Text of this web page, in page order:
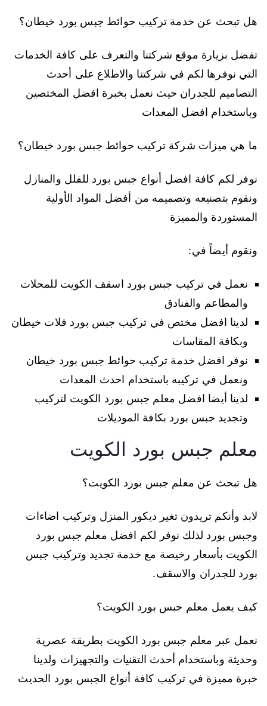
هل تبحث عن خدمة تركيب حوائط جبس بورد خيطان؟
تفضل بزيارة موقع شركتنا والتعرف على كافة الخدمات
التي نوفرها لكم في شركتنا والاطلاع على أحدث
التصاميم للجدران حيث نعمل بخبرة افضل المختصين
وباستخدام افضل المعدات
ما هي ميزات شركة تركيب حوائط جبس بورد خيطان؟
نوفر لكم كافة افضل أنواع جبس بورد للفلل والمنازل
ونقوم بتصنيعه وتصميمه من أفضل المواد الأولية
المستوردة والمميزة
ونقوم أيضاً في:
نعمل في تركيب جبس بورد اسقف الكويت للمحلات
والمطاعم والفنادق
لدينا افضل مختص في تركيب جبس بورد فلات خيطان
وبكافة المقاسات
نوفر افضل خدمة تركيب حوائط جبس بورد خيطان
ونعمل في تركيبه باستخدام احدث المعدات
لدينا أيضا افضل معلم جبس بورد الكويت لتركيب
وتجديد جبس بورد بكافة الموديلات
معلم جبس بورد الكويت
هل تبحث عن معلم جبس بورد الكويت؟
لابد وأنكم تريدون تغير ديكور المنزل وتركيب اضاءات
وجبس بورد لذلك نوفر لكم افضل معلم جبس بورد
الكويت بأسعار رخيصة مع خدمة تجديد وتركيب جبس
بورد للجدران والاسقف.
كيف يعمل معلم جبس بورد الكويت؟
نعمل عبر معلم جبس بورد الكويت بطريقة عصرية
وحديثة وباستخدام أحدث التقنيات والتجهيزات ولدينا
خبرة مميزة في تركيب كافة أنواع الجبس بورد الحديث